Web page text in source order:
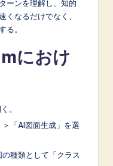
ーンを理解し、知的
くなるだけでなく、
る。
におけ
。
「AI図面生成」を選
種類として「クラス